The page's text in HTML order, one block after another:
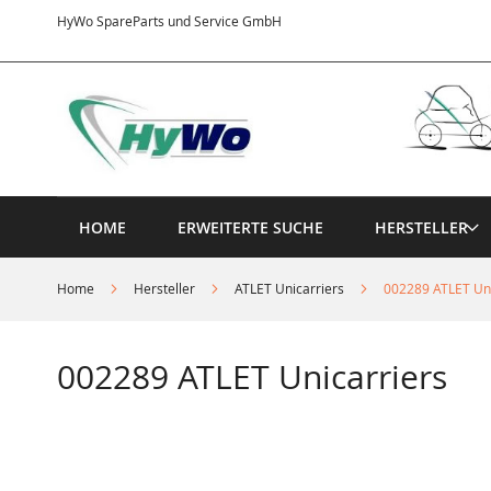
HyWo SpareParts und Service GmbH
Inhalt
HOME ERWEITERTE SUCHE HERSTELLER
Home Hersteller ATLET Unicarriers 002289 ATLET
002289 ATLET Unicarriers